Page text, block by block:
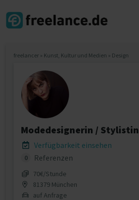
freelancer » Kunst, Kultur und Medien » Design
Modedesignerin / Stylistin
Verfügbarkeit einsehen
0 Referenzen
70€/Stunde
81379 München
auf Anfrage